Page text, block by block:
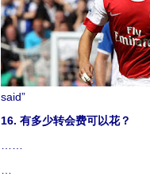
said”
16. 有多少转会费可以花？